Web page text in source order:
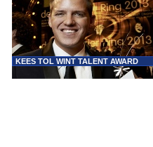
KEES TOL WINT TALENT AWARD